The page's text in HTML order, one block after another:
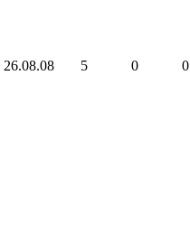
26.08.08 5 0 0